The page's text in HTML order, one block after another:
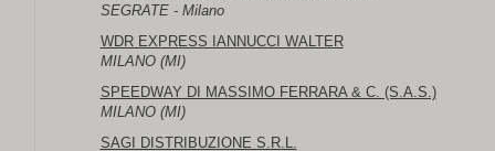
SEGRATE - Milano
WDR EXPRESS IANNUCCI WALTER
MILANO (MI)
SPEEDWAY DI MASSIMO FERRARA & C. (S.A.S.)
MILANO (MI)
SAGI DISTRIBUZIONE S.R.L.